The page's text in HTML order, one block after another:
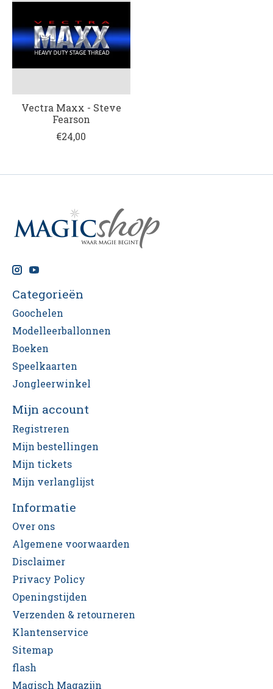
Vectra Maxx - Steve
Fearson
€24,00
Categorieën
Goochelen
Modelleerballonnen
Boeken
Speelkaarten
Jongleerwinkel
Mijn account
Registreren
Mijn bestellingen
Mijn tickets
Mijn verlanglijst
Informatie
Over ons
Algemene voorwaarden
Disclaimer
Privacy Policy
Openingstijden
Verzenden & retourneren
Klantenservice
Sitemap
flash
Magisch Magazijn